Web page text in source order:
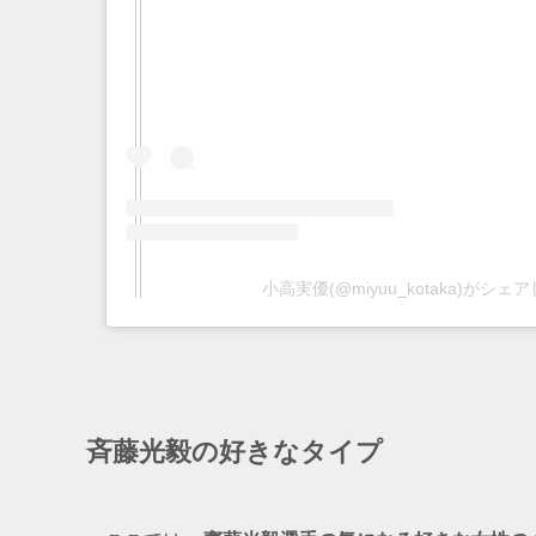
小高実優(@miyuu_kotaka)がシェア
斉藤光毅の好きなタイプ